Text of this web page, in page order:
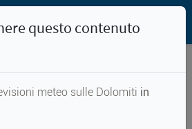
meteo per...
questo contenuto
meteo sulle Dolomiti in